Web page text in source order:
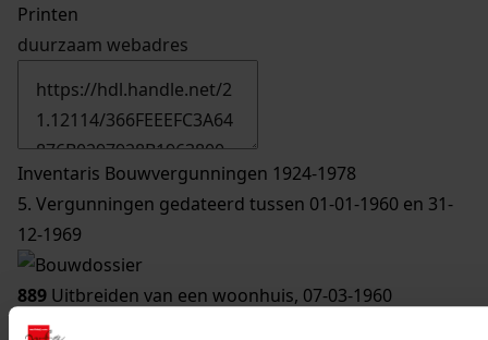
Printen
duurzaam webadres
Inventaris Bouwvergunningen 1924-1978
5. Vergunningen gedateerd tussen 01-01-1960 en 31-
12-1969
889 Uitbreiden van een woonhuis, 07-03-1960
Datering